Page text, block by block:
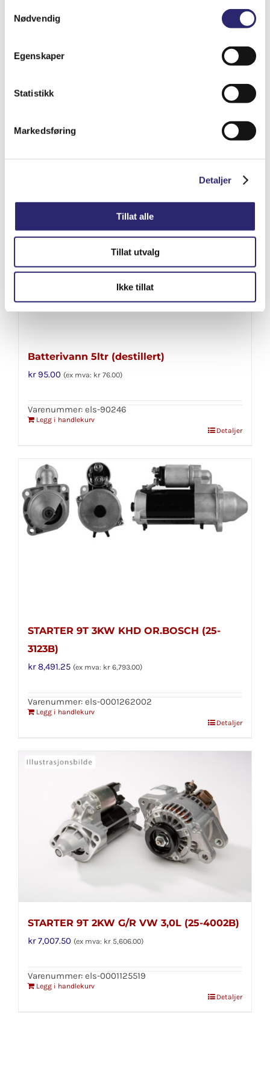
Nødvendig
Egenskaper
Statistikk
Markedsføring
Detaljer
Tillat alle
Tillat utvalg
Ikke tillat
kr349.00
Varenummer: els-90212
Batterivann 5ltr (destillert)
kr95.00 (ex mva: kr 76.00)
Varenummer: els-90246
Legg i handlekurv
Detaljer
STARTER 9T 3KW KHD OR.BOSCH (25-
3123B)
kr8,491.25 (ex mva: kr 6,793.00)
Varenummer: els-0001262002
Legg i handlekurv
Detaljer
STARTER 9T 2KW G/R VW 3,0L (25-4002B)
kr7,007.50 (ex mva: kr 5,606.00)
Varenummer: els-0001125519
Legg i handlekurv
Detaljer